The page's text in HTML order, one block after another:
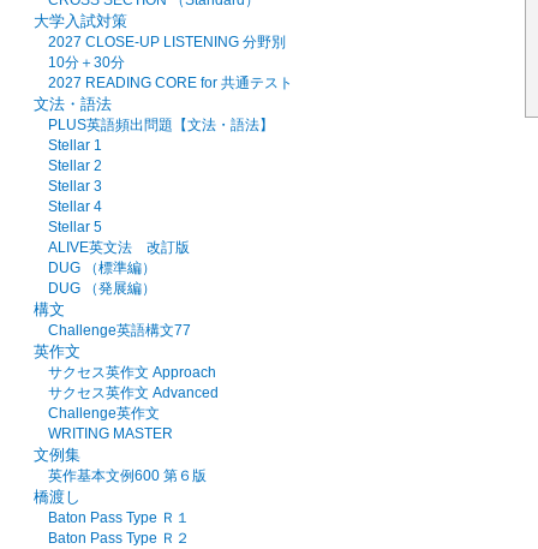
大学入試対策
2027 CLOSE-UP LISTENING 分野別
10分＋30分
2027 READING CORE for 共通テスト
文法・語法
PLUS英語頻出問題【文法・語法】
Stellar 1
Stellar 2
Stellar 3
Stellar 4
Stellar 5
ALIVE英文法 改訂版
DUG （標準編）
DUG （発展編）
構文
Challenge英語構文77
英作文
サクセス英作文 Approach
サクセス英作文 Advanced
Challenge英作文
WRITING MASTER
文例集
英作基本文例600 第６版
橋渡し
Baton Pass Type Ｒ１
Baton Pass Type Ｒ２